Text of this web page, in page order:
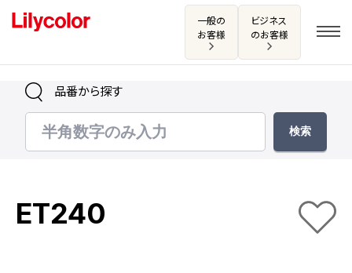
一般の
お客様
ビジネス
のお客様
ログイン・新規会員登録
お気に入り
品番から探す
ET240